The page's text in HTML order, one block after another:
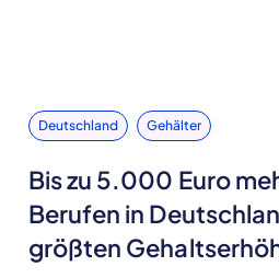
Deutschland Gehälter
Bis zu 5.000 Euro
Berufen in
größten